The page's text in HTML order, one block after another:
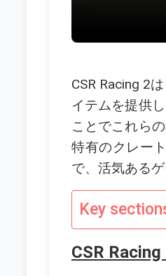
CSR Racing 2
イテムを提供
ことでこれら
特有のクレー
で、活気ある
Key
CSR